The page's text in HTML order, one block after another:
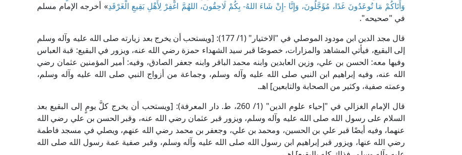
وَأَتَاكُمْ مَا تُوعَدُونَ غَدًا، مُؤَجَّلُونَ، وَإِنَّا -إِنْ شَاءَ اللهُ- بِكُمْ لَاحِقُونَ، اللهُمَّ اغْفِرْ لِأَهْلِ بَقِيعِ الْغَرْقَدِ» أخرجه الإمام مسلم
في "صحيحه".
قال مجد الدين ابن مودود الموصلي في "الاختيار" (1/ 177): [ويستحب أن يخرج بعد زيارته صلى الله عليه وآله وسلم
إلى البقيع، فيأتي المشاهد والمزارات، خصوصًا قبر سيد الشهداء حمزة رضي الله عنه، ويزور في البقيع: قبة العباس
وفيها معه: الحسن بن علي، وزين العابدين وابنه محمد الباقر وابنه جعفر الصادق، وفيه: أمير المؤمنين عثمان رضي
الله عنه، وفيه إبراهيم ابن النبي صلى الله عليه وآله وسلم، وجماعة من أزواج النبي صلى الله عليه وآله وسلم،
وعمته صفية، وكثير من الصحابة والتابعين] اهـ.
قال الإمام الغزالي في "إحياء علوم الدين" (1/ 260، ط. دار المعرفة): [ويستحب أن يخرج كلَّ يومٍ إلى البقيع بعد
السلام على رسول الله صلى الله عليه وآله وسلم، ويزور قبر عثمان رضي الله عنه، وقبر الحسن بن علي رضي الله
عنهما، وفيه أيضًا قبر علي بن الحسين، ومحمد بن علي، وجعفر بن محمد رضي الله عنهم، ويصلي في مسجد فاطمة
رضي الله عنها، ويزور قبر إبراهيم ابن رسول الله صلى الله عليه وآله وسلم، وقبر صفية عمة رسول الله صلى الله